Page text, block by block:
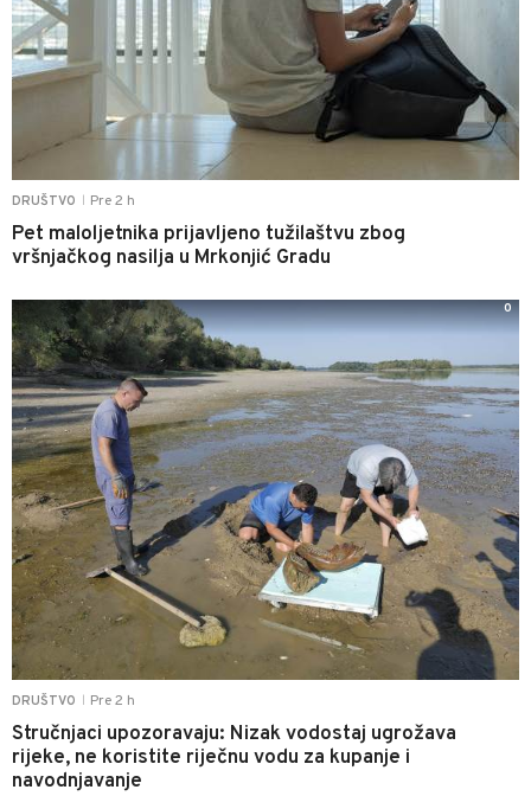
DRUŠTVO Pre 2 h
Pet maloljetnika prijavljeno tužilaštvu zbog
vršnjačkog nasilja u Mrkonjić Gradu
DRUŠTVO Pre 2 h
Stručnjaci upozoravaju: Nizak vodostaj ugrožava
rijeke, ne koristite riječnu vodu za kupanje i
navodnjavanje
0